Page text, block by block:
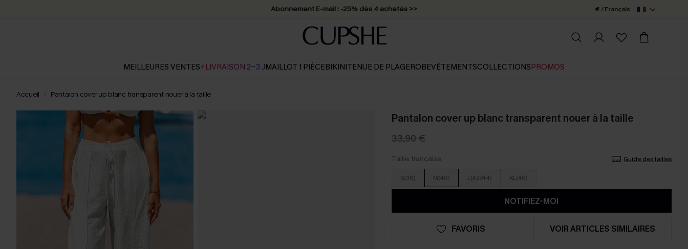
Abonnement E-mail : -25% dès 4 achetés >> € / Français
MEILLEURES VENTES⚡LIVRAISON 2-3 JMAILLOT 1 PIÈCEBIKINITENUE DE PLAGEROBEVÊTEMENTSCOLLECTIONSPROMOS
Accueil Pantalon cover up blanc transparent nouer à la taille
Pantalon cover up blanc transparent nouer à la taille
33,90 €
Taille française Guide des tailles
S(38) M(40) L(42/44) XL(46)
NOTIFIEZ-MOI
FAVORIS VOIR ARTICLES SIMILAIRES